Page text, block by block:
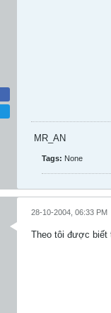
MR_AN
Tags: None
28-10-2004, 06:33 PM
Theo tôi được biết